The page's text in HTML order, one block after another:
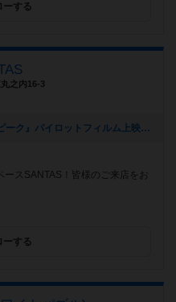
ーする
之内16-3
[NEW] 「『狂気山脈 ネイキッド・ピーク』パイロットフィルム上映会 ＆ トークイベント in 津市久居アルスプラザ」関連企画 マーダーミステリー「狂気山脈」会（2023年03月15日 18時43分）
ースSANTAS！皆様のご来店をお
ーする